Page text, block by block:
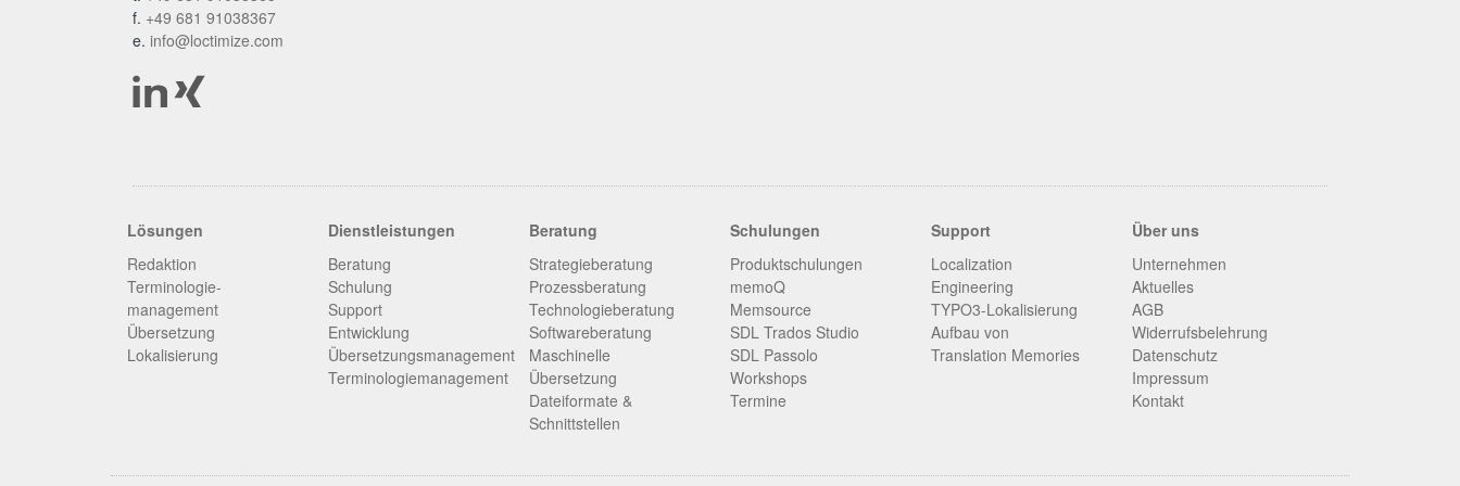
f. +49 681 91038367
e. info@loctimize.com
Lösungen
Redaktion
Terminologie­
management
Übersetzung
Lokalisierung
Dienstleistungen
Beratung
Schulung
Support
Entwicklung
Übersetzungsmanagement
Terminologiemanagement
Beratung
Strategieberatung
Prozessberatung
Technologieberatung
Softwareberatung
Maschinelle
Übersetzung
Dateiformate &
Schnittstellen
Schulungen
Produktschulungen
memoQ
Memsource
SDL Trados Studio
SDL Passolo
Workshops
Termine
Support
Localization
Engineering
TYPO3-Lokalisierung
Aufbau von
Translation Memories
Über uns
Unternehmen
Aktuelles
AGB
Widerrufsbelehrung
Datenschutz
Impressum
Kontakt